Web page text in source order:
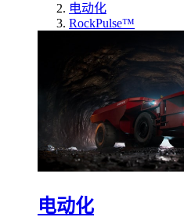
电动化
RockPulse™
电动化